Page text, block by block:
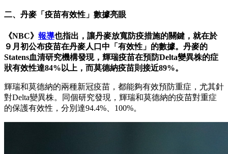
二、丹麥「疫苗有效性」數據亮眼
《NBC》 報導也指出，讓丹麥放寬防疫措施的關鍵，就在於
９月初公布疫苗在丹麥人口中「有效性」的數據。丹麥的
Statens血清研究機構發現，輝瑞疫苗在預防Delta變異株的症
狀有效性達84%以上，而莫德納疫苗則接近89%。
輝瑞和莫德納的兩種新冠疫苗，都能夠有效預防重症，尤其針
對Delta變異株。同個研究發現，輝瑞和莫德納的疫苗對重症
的保護有效性，分別達94.4%、100%。